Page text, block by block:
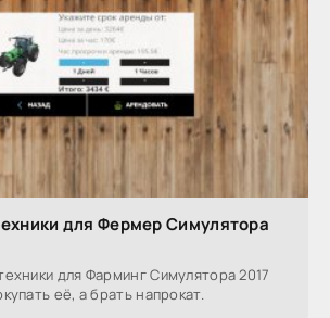
для Фермер Симулятора
для Фарминг Симулятора 2017
её, а брать напрокат.